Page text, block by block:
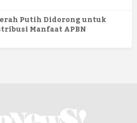
Putih Didorong untuk
Manfaat APBN